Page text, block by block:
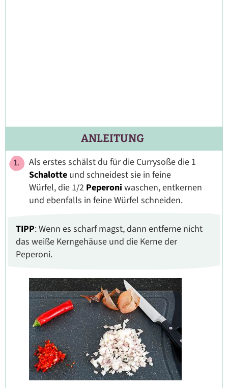
ANLEITUNG
Als erstes schälst du für die Currysoße die 1
Schalotte und schneidest sie in feine
Würfel,die 1/2 Peperoni waschen,entkernen
und ebenfalls in feine Würfel schneiden.
TIPP: Wenn es scharf magst, dann entferne nicht
das weiße Kerngehäuse und die Kerne der
Peperoni.